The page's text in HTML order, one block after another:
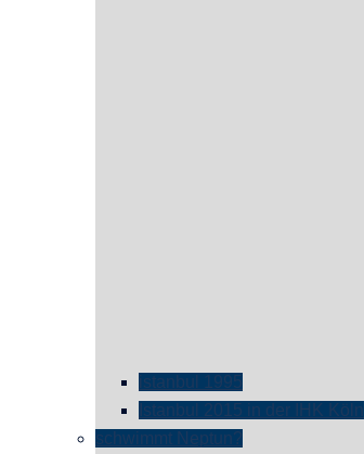
istanbul 1995
Istanbul 2015 in der IHK Köln
schwimmt Neptun?